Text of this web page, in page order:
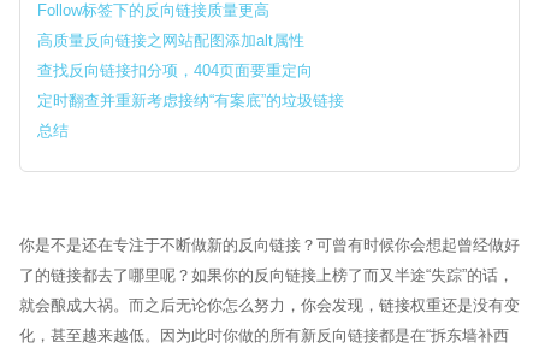
Follow标签下的反向链接质量更高
高质量反向链接之网站配图添加alt属性
查找反向链接扣分项，404页面要重定向
定时翻查并重新考虑接纳“有案底”的垃圾链接
总结
你是不是还在专注于不断做新的反向链接？可曾有时候你会想起曾经做好
了的链接都去了哪里呢？如果你的反向链接上榜了而又半途“失踪”的话，
就会酿成大祸。而之后无论你怎么努力，你会发现，链接权重还是没有变
化，甚至越来越低。因为此时你做的所有新反向链接都是在“拆东墙补西
🏆 17+年行业经验 🌍 60+跨国品牌 🤝 谷歌官方合作伙伴